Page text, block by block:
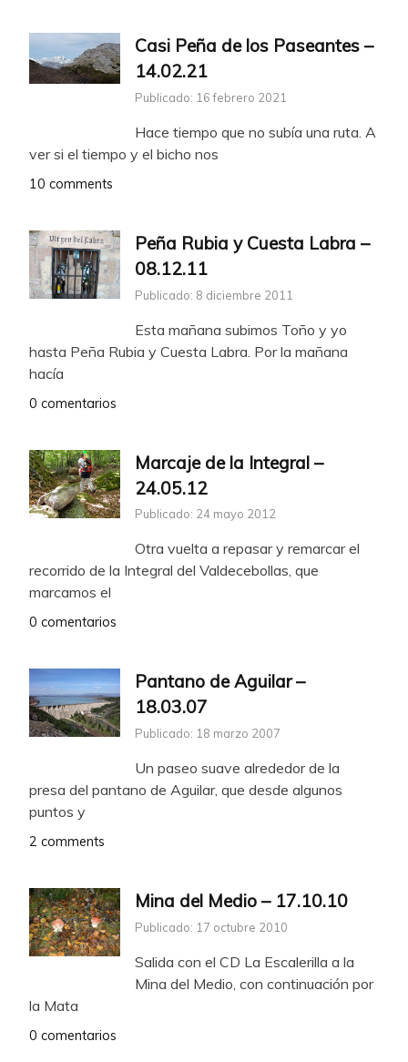
Casi Peña de los Paseantes –
14.02.21
Publicado: 16 febrero 2021
Hace tiempo que no subía una ruta. A
ver si el tiempo y el bicho nos
10 comments
Peña Rubia y Cuesta Labra –
08.12.11
Publicado: 8 diciembre 2011
Esta mañana subimos Toño y yo
hasta Peña Rubia y Cuesta Labra. Por la mañana
hacía
0 comentarios
Marcaje de la Integral –
24.05.12
Publicado: 24 mayo 2012
Otra vuelta a repasar y remarcar el
recorrido de la Integral del Valdecebollas, que
marcamos el
0 comentarios
Pantano de Aguilar –
18.03.07
Publicado: 18 marzo 2007
Un paseo suave alrededor de la
presa del pantano de Aguilar, que desde algunos
puntos y
2 comments
Mina del Medio – 17.10.10
Publicado: 17 octubre 2010
Salida con el CD La Escalerilla a la
Mina del Medio, con continuación por
la Mata
0 comentarios